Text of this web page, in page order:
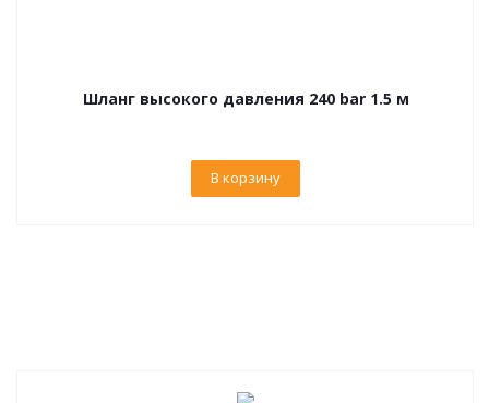
Шланг высокого давления 240 bar 1.5 м
В корзину